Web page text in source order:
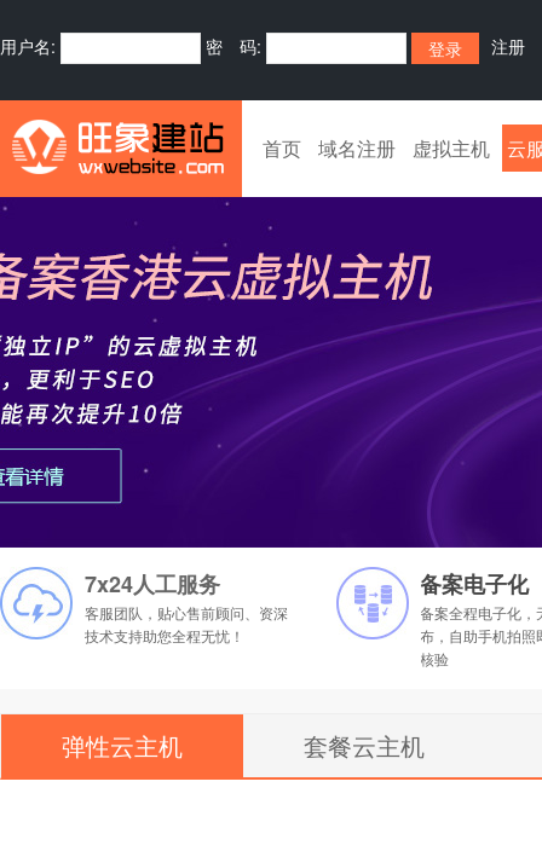
用户名: 密 码: 注册
首页 域名注册 虚拟主机 云
7x24人工服务
客服团队，贴心售前顾问、资深
技术支持助您全程无忧！
备案电子化
备案全程电子化，
布，自助手机拍照
核验
弹性云主机 套餐云主机